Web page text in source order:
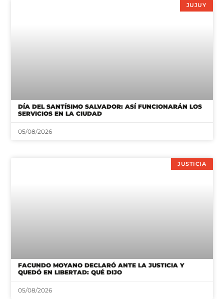
JUJUY
DÍA DEL SANTÍSIMO SALVADOR: ASÍ FUNCIONARÁN LOS
SERVICIOS EN LA CIUDAD
05/08/2026
JUSTICIA
FACUNDO MOYANO DECLARÓ ANTE LA JUSTICIA Y
QUEDÓ EN LIBERTAD: QUÉ DIJO
05/08/2026